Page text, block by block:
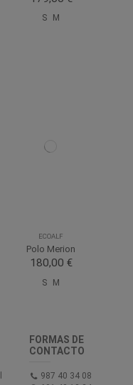
S M
ECOALF
Polo Merion
180,00 €
S M
FORMAS DE
CONTACTO
987 40 34 08